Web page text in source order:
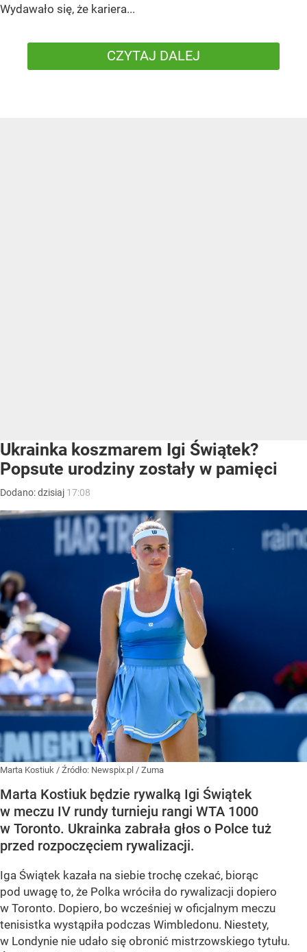
Wydawało się, że kariera...
CZYTAJ DALEJ
Ukrainka koszmarem Igi Świątek?
Popsute urodziny zostały w pamięci
Dodano:dzisiaj 17:08
Marta Kostiuk / Źródło: Newspix.pl / Zuma
Marta Kostiuk będzie rywalką Igi Świątek
w meczu IV rundy turnieju rangi WTA 1000
w Toronto. Ukrainka zabrała głos o Polce tuż
przed rozpoczęciem rywalizacji.
Iga Świątek kazała na siebie trochę czekać, biorąc
pod uwagę to, że Polka wróciła do rywalizacji dopiero
w Toronto. Dopiero, bo wcześniej w oficjalnym meczu
tenisistka wystąpiła podczas Wimbledonu. Niestety,
w Londynie nie udało się obronić mistrzowskiego tytułu.